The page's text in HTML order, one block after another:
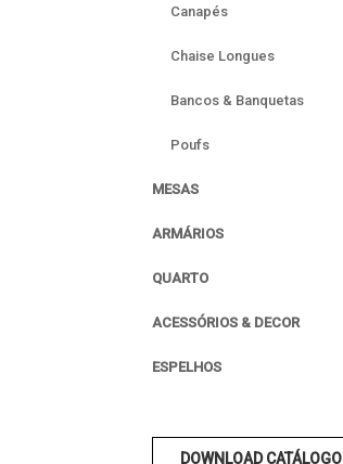
Canapés
Chaise Longues
Bancos & Banquetas
Poufs
MESAS
ARMÁRIOS
QUARTO
ACESSÓRIOS & DECOR
ESPELHOS
DOWNLOAD CATÁLOGO